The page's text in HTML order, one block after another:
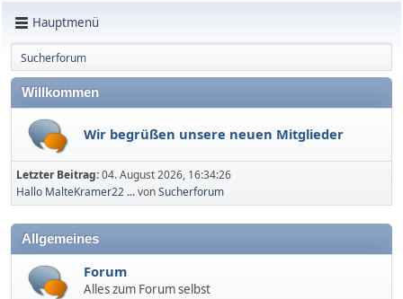
Hauptmenü
Sucherforum
Willkommen
Wir begrüßen unsere neuen Mitglieder
Letzter Beitrag:04. August 2026, 16:34:26
Hallo MalteKramer22 ...vonSucherforum
Allgemeines
Forum
Alles zum Forum selbst